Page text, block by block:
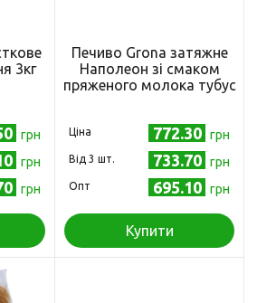
3кг
грн
грн
грн
Печиво Grona затяжне
Наполеон зі смаком
пряженого молока тубус
Ціна 772.30 грн
Від 3 шт. 733.70 грн
Опт 695.10 грн
Купити